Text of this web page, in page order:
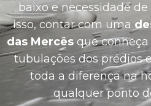
baixo e necessidade
isso, contar com uma
das Mercêsque conheça
tubulações dos prédios
toda a diferença na
qualquer ponto